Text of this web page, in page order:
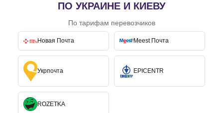
ПО УКРАИНЕ И КИЕВУ
По тарифам перевозчиков
Новая Почта Meest Почта
Укрпочта EPICENTR
ROZETKA